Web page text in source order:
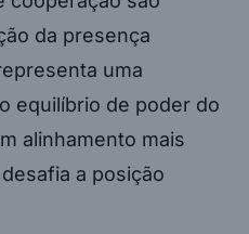
da presença
uma
equilíbrio de poder do
alinhamento mais
a posição